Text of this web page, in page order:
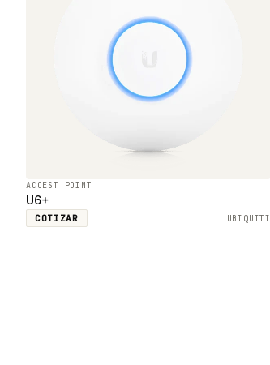
ACCEST POINT
U6+
COTIZAR UBIQUITI